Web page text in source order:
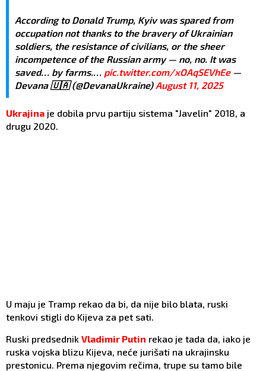
According to Donald Trump, Kyiv was spared from
occupation not thanks to the bravery of Ukrainian
soldiers, the resistance of civilians, or the sheer
incompetence of the Russian army — no, no. It was
saved… by farms.… pic.twitter.com/xOAqSEVhEe—
Devana 🇺🇦 (@DevanaUkraine) August 11, 2025
Ukrajina je dobila prvu partiju sistema "Javelin" 2018, a
drugu 2020.
U maju je Tramp rekao da bi, da nije bilo blata, ruski
tenkovi stigli do Kijeva za pet sati.
Ruski predsednik Vladimir Putin rekao je tada da, iako je
ruska vojska blizu Kijeva, neće jurišati na ukrajinsku
prestonicu. Prema njegovim rečima, trupe su tamo bile